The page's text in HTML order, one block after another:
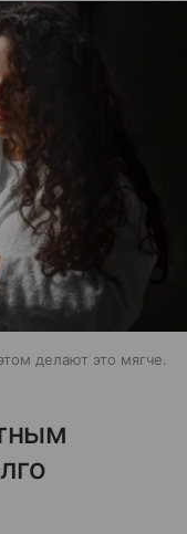
делают это мягче.